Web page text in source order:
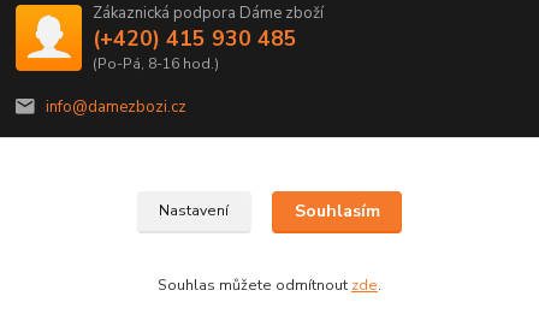
Zákaznická podpora Dáme zboží
(+420) 415 930 485
(Po-Pá, 8-16 hod.)
info@damezbozi.cz
@2022 Dáme zboží je provozováno společností SDZP družstvo.
Nastavení Souhlasím
Souhlas můžete odmítnout zde.